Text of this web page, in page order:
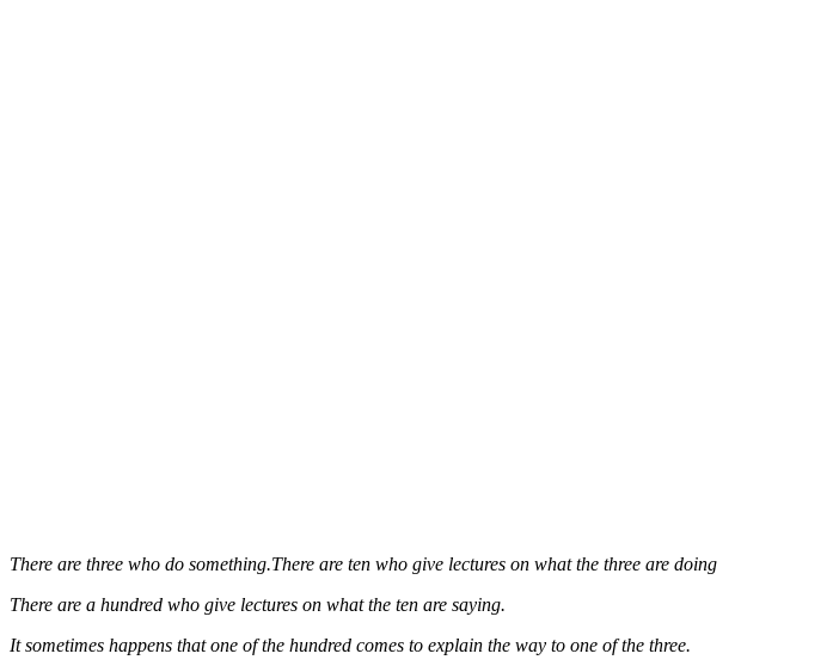
There are three who do something.There are ten who give lectures on what the three are doing
There are a hundred who give lectures on what the ten are saying.
It sometimes happens that one of the hundred comes to explain the way to one of the three.